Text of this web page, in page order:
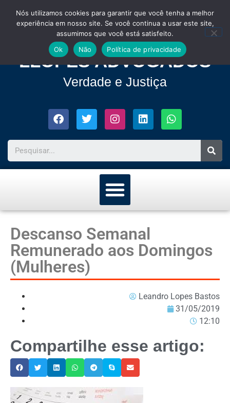
LLOPES ADVOGADOS
Verdade e Justiça
Descanso Semanal
Remunerado aos Domingos
(Mulheres)
Leandro Lopes Bastos
31/05/2019
12:10
Compartilhe esse artigo:
Nós utilizamos cookies para garantir que você tenha a melhor
experiência em nosso site. Se você continua a usar este site,
assumimos que você está satisfeito.
Ok
Não Política de privacidade